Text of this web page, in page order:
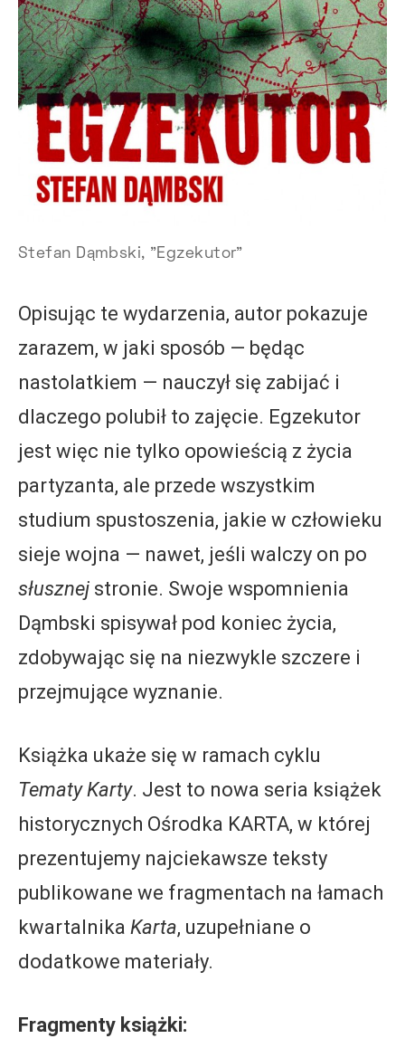
Stefan Dąmbski, "Egzekutor"
Opisując te wydarzenia, autor pokazuje
zarazem, w jaki sposób — będąc
nastolatkiem — nauczył się zabijać i
dlaczego polubił to zajęcie. Egzekutor
jest więc nie tylko opowieścią z życia
partyzanta, ale przede wszystkim
studium spustoszenia, jakie w człowieku
sieje wojna — nawet, jeśli walczy on po
słusznej stronie. Swoje wspomnienia
Dąmbski spisywał pod koniec życia,
zdobywając się na niezwykle szczere i
przejmujące wyznanie.
Książka ukaże się w ramach cyklu
Tematy Karty. Jest to nowa seria książek
historycznych Ośrodka KARTA, w której
prezentujemy najciekawsze teksty
publikowane we fragmentach na łamach
kwartalnika Karta, uzupełniane o
dodatkowe materiały.
Fragmenty książki: